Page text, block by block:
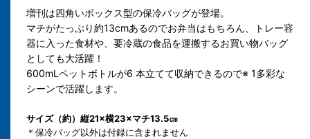
増刊は四角いボックス型の保冷バッグが登場。
マチがたっぷり約13cmあるのでお弁当はもちろん、トレー容
器に入った食材や、要冷蔵の食品を運搬するお買い物バッグ
としても大活躍！
600mLペットボトルが6 本立てて収納できるので※ 1多彩な
シーンで活躍します。
サイズ（約） 縦21×横23×マチ13.5㎝
＊保冷バッグ以外は付録に含まれません